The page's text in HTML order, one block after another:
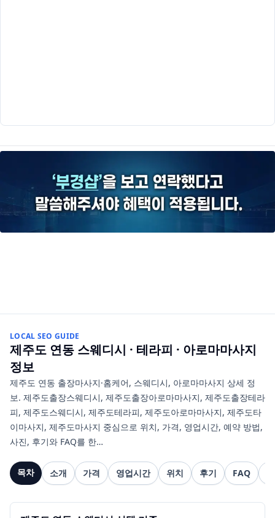
LOCAL SEO GUIDE
제주도 연동 스웨디시 · 테라피 · 아로마마사지
정보
제주도 연동 출장마사지·홈케어, 스웨디시, 아로마마사지 상세 정
보. 제주도출장스웨디시, 제주도출장아로마마사지, 제주도출장테라
피, 제주도스웨디시, 제주도테라피, 제주도아로마마사지, 제주도타
이마사지, 제주도마사지 중심으로 위치, 가격, 영업시간, 예약 방법,
사진, 후기와 FAQ를 한…
목차 소개 가격 영업시간 위치 후기 FAQ